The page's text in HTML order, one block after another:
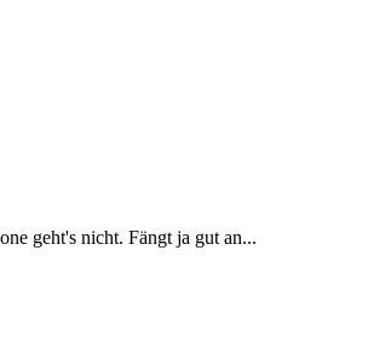
geht's nicht. Fängt ja gut an...